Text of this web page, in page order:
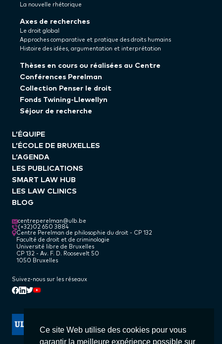
Ce site Web utilise des cookies pour vous
garantir la meilleure expérience possible sur
La nouvelle rhétorique
Axes de recherches
Le droit global
Approches comparative et pratique des droits humains
Histoire des idées, argumentation et interprétation
Thèses en cours ou réalisées au Centre
Conférences Perelman
Collection Penser le droit
Fonds Twining-Llewellyn
Séjour de recherche
L’ÉQUIPE
L’ÉCOLE DE BRUXELLES
L’AGENDA
LES PUBLICATIONS
SMART LAW HUB
LES LAW CLINICS
BLOG
centreperelman@ulb.be
(+32)02 650 3884
Centre Perelman de philosophie du droit - CP 132
Faculté de droit et de criminologie
Université libre de Bruxelles
CP 132 - Av. F. D. Roosevelt 50
1050 Bruxelles
Suivez-nous sur les réseaux
Facebook
Linkedin
Twitter
Youtube